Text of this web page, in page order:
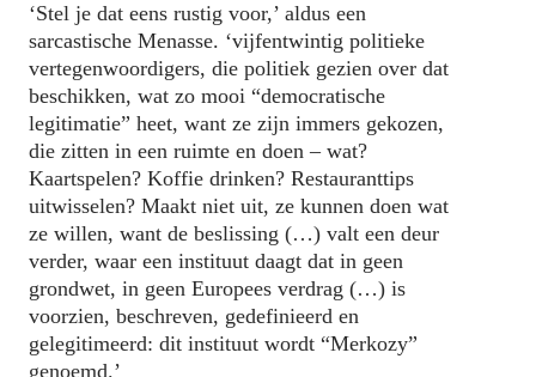
‘Stel je dat eens rustig voor,’ aldus een
sarcastische Menasse. ‘vijfentwintig politieke
vertegenwoordigers, die politiek gezien over dat
beschikken, wat zo mooi “democratische
legitimatie” heet, want ze zijn immers gekozen,
die zitten in een ruimte en doen – wat?
Kaartspelen? Koffie drinken? Restauranttips
uitwisselen? Maakt niet uit, ze kunnen doen wat
ze willen, want de beslissing (…) valt een deur
verder, waar een instituut daagt dat in geen
grondwet, in geen Europees verdrag (…) is
voorzien, beschreven, gedefinieerd en
gelegitimeerd: dit instituut wordt “Merkozy”
genoemd.’